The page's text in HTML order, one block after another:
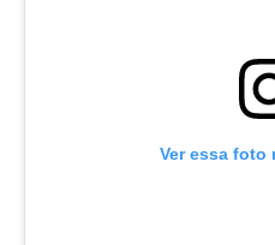
Ver essa foto